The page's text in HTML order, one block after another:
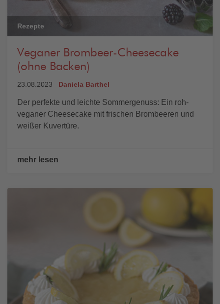
Rezepte
Veganer Brombeer-Cheesecake
(ohne Backen)
23.08.2023 Daniela Barthel
Der perfekte und leichte Sommergenuss: Ein roh-
veganer Cheesecake mit frischen Brombeeren und
weißer Kuvertüre.
mehr lesen